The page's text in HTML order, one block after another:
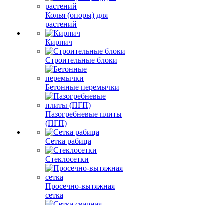
Колья (опоры) для
растений
Кирпич
Строительные блоки
Бетонные перемычки
Пазогребневые плиты
(ПГП)
Сетка рабица
Стеклосетки
Просечно-вытяжная
сетка